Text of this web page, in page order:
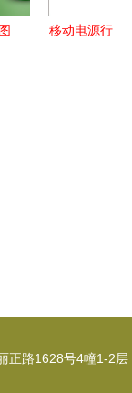
移动电源行
正路1628号4幢1-2层